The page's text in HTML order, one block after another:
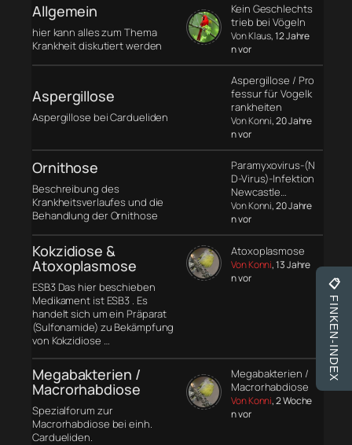
Allgemein
hier kann alles zum Thema
Krankheit diskutiert werden
Kein Geschlechts
trieb bei Vögeln
Von Klaus, 12 Jahre
n vor
Aspergillose
Aspergillose bei Cardueliden
Aspergillose / Pro
fessur für Vogelk
rankheiten
Von Konni, 20 Jahre
n vor
Ornithose
Beschreibung des
Krankheitsverlaufes und die
Behandlung der Ornithose
Paramyxovirus-(N
D-Virus)-Infektion
Newcastle…
Von Konni, 20 Jahre
n vor
Kokzidiose &
Atoxoplasmose
ESB3 Das hier beschieben
Medikament ist ESB3 . Es
handelt sich um ein Präparat
(Sulfonamide) zu Bekämpfung
von Kokzidiose …
Atoxoplasmose
Von Konni, 13 Jahre
n vor
Megabakterien /
Macrorhabdiose
Spezialforum zur
Macrorhabdiose bei einh.
Cardueliden.
Megabakterien /
Macrorhabdiose
Von Konni, 2 Woche
n vor
📋
FINKEN-INDEX